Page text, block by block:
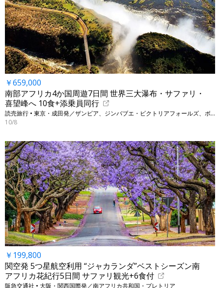
￥659,000
南部アフリカ4か国周遊7日間 世界三大瀑布・サファリ・
喜望峰へ 10食+添乗員同行
読売旅行 • 東京・成田発／ザンビア、ジンバブエ・ビクトリアフォールズ、ボツワナ・チョベ、南アフリカ・ケープタウン
10/8
￥199,800
関空発 5つ星航空利用 “ジャカランダ”ベストシーズン南
アフリカ花紀行5日間 サファリ観光+6食付
阪急交通社 • 大阪・関西国際発／南アフリカ共和国・プレトリア